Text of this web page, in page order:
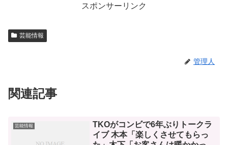
スポンサーリンク
芸能情報
管理人
関連記事
芸能情報
TKOがコンビで6年ぶりトークラ
イブ 木本「楽しくさせてもらっ